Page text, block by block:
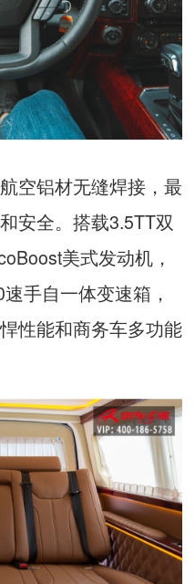
空铝材无缝焊接，最
安全。搭载3.5TT双
美式发动机，
速手自一体变速箱，
性能和商务车多功能